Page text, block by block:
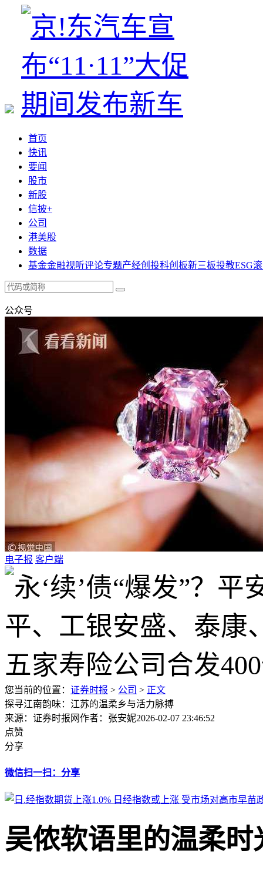
首页
快讯
要闻
股市
新股
信披+
公司
港美股
数据
基金金融视听评论专题产经创投科创板新三板投教ESG
公众号
电子报 客户端
您当前的位置： 证券时报 > 公司 > 正文
探寻江南韵味：江苏的温柔乡与活力脉搏
来源：证券时报网作者：张安妮2026-02-07 23:46:52
点赞
分享
微信扫一扫：分享
吴侬软语里的温柔时